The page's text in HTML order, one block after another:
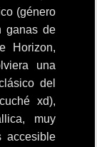
(género
ganas de
Horizon,
una
del
xd),
muy
accesible